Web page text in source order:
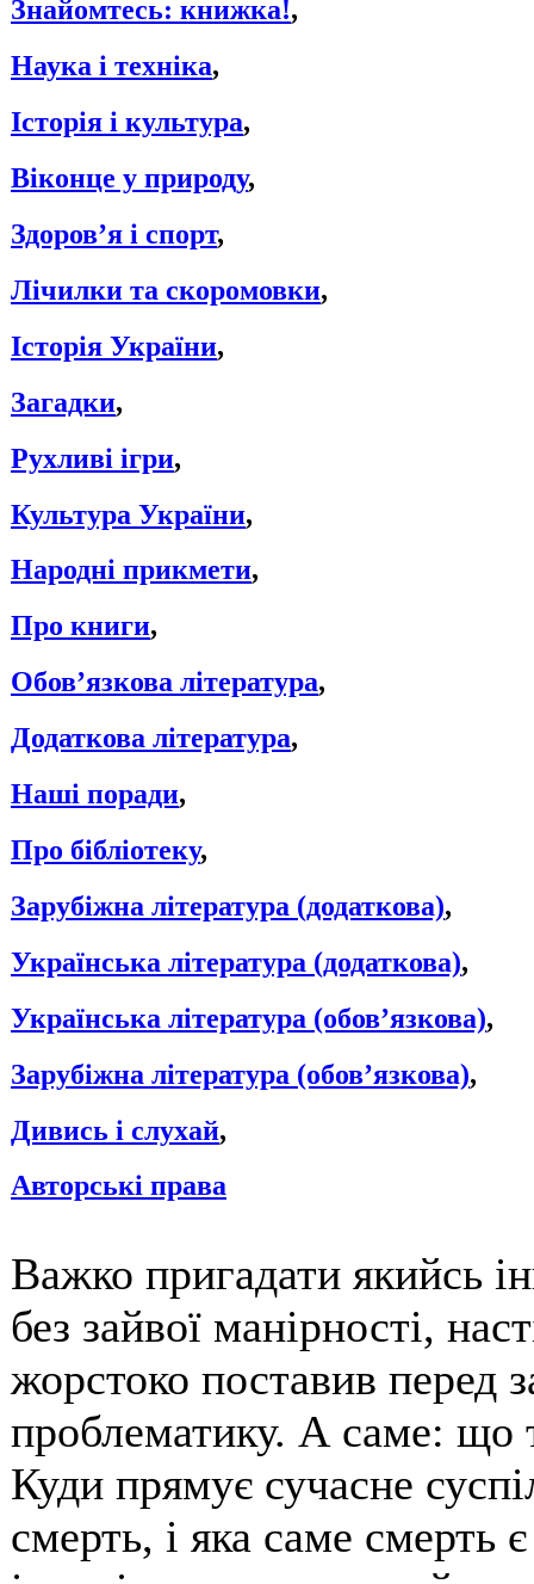
Знайомтесь: книжка!,
Наука і техніка,
Історія і культура,
Віконце у природу,
Здоров’я і спорт,
Лічилки та скоромовки,
Історія України,
Загадки,
Рухливі ігри,
Культура України,
Народні прикмети,
Про книги,
Обов’язкова література,
Додаткова література,
Наші поради,
Про бібліотеку,
Зарубіжна література (додаткова),
Українська література (додаткова),
Українська література (обов’язкова),
Зарубіжна література (обов’язкова),
Дивись і слухай,
Авторські права
Важко пригадати якийсь
без зайвої манірності,
жорстоко поставив перед
проблематику. А саме: що
Куди прямує сучасне
смерть, і яка саме смерть